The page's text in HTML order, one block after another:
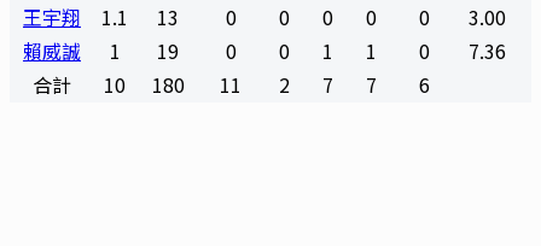
王宇翔
1.1 13 0 0 0 0 0
3.00
賴威誠
1 19 0 0 1 1 0
7.36
合計
10 180 11 2 7 7 6